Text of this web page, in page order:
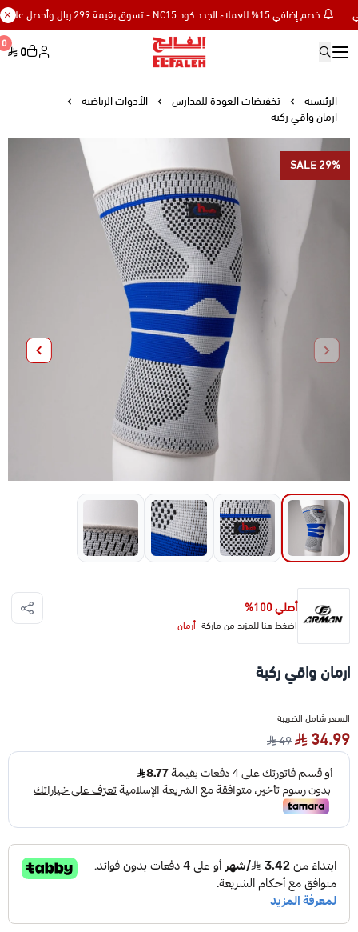
خصم إضافي 15% للعملاء الجدد كود NC15 - تسوق بقيمة 299 ريال وأحصل على توصيل مجاني
0 0
الرئيسية تخفيضات العودة للمدارس
الأدوات الرياضية
ارمان واقي ركبة
SALE 29%
أصلي 100%
اضغط هنا للمزيد من ماركة أرمان
ارمان واقي ركبة
السعر شامل الضريبة
34.99
49